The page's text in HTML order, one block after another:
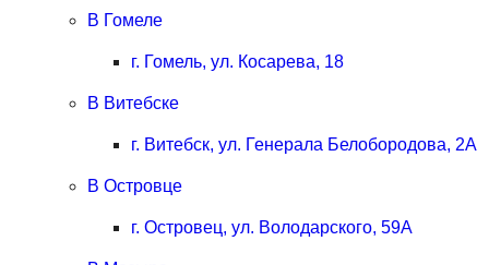
В Гомеле
г. Гомель, ул. Косарева, 18
В Витебске
г. Витебск, ул. Генерала Белобородова, 2А
В Островце
г. Островец, ул. Володарского, 59А